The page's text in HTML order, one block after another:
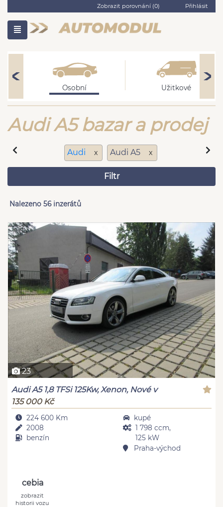
Zobrazit porovnání (0) Přihlásit
Osobní Užitkové
Audi A5 bazar a prodej
Audi x Audi A5 x
Filtr
Nalezeno 56 inzerátů
23
Audi A5 1,8 TFSi 125Kw, Xenon, Nové v
135 000 Kč
224 600 Km
2008
benzín
kupé
1 798 ccm,
125 kW
Praha-východ
cebia
zobrazit
historii vozu